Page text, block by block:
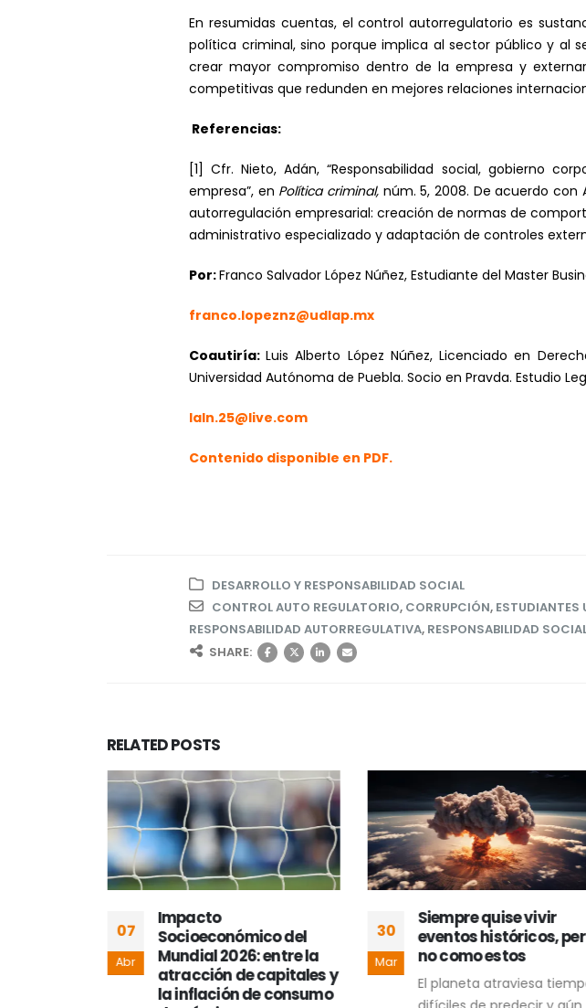
En resumidas cuentas, el control autorregulatorio es
política criminal, sino porque implica al sector público y al
crear mayor compromiso dentro de la empresa y
competitivas que redunden en mejores relaciones
Referencias:
[1] Cfr. Nieto, Adán, “Responsabilidad social, gobierno
empresa”, en Política criminal, núm. 5, 2008. De acuerdo
autorregulación empresarial: creación de normas de
administrativo especializado y adaptación de controles
Por:Franco Salvador López Núñez, Estudiante del Master
franco.lopeznz@udlap.mx
Coautiría:Luis Alberto López Núñez, Licenciado en
Universidad Autónoma de Puebla. Socio en Pravda. Estudio
laln.25@live.com
Contenido disponible en PDF.
DESARROLLO Y RESPONSABILIDAD SOCIAL
CONTROL AUTO REGULATORIO, CORRUPCIÓN, ESTUDIANTES
RESPONSABILIDAD AUTORREGULATIVA, RESPONSABILIDAD
SHARE:
RELATEDPOSTS
07
Abr
Impacto
Socioeconómico del
Mundial 2026: entre la
atracción de capitales y
la inflación de consumo
30
Mar
Siempre quise vivir
eventos históricos,
no como estos
El planeta atraviesa